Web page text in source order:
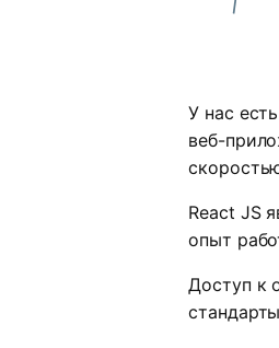
У нас
веб-
React JS
опыт
Доступ к